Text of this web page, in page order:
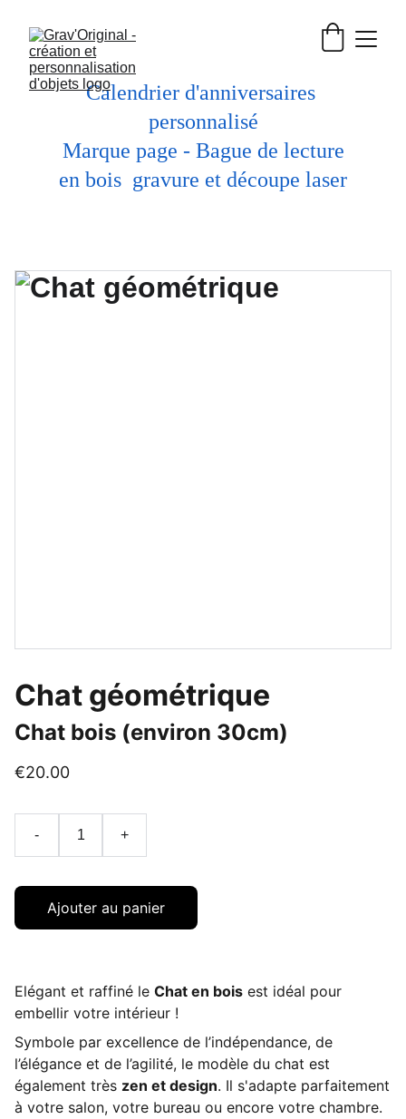
Calendrier d'anniversaires
personnalisé
en bois  gravure et découpe laser
Chat géométrique
Chat bois (environ 30cm)
€20.00
- +
Ajouter au panier
Elégant et raffiné le Chat en bois est idéal pour
embellir votre intérieur !
Symbole par excellence de l’indépendance, de
l’élégance et de l’agilité, le modèle du chat est
également très zen et design. Il s'adapte parfaitement
à votre salon, votre bureau ou encore votre chambre.